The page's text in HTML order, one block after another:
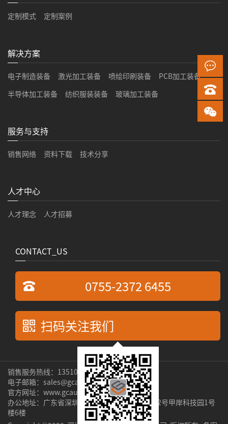
定制模式 定制案例
解决方案
电子制造装备 激光加工装备 喷绘印刷装备
PCB加工装备
半导体加工装备
纺织服装装备 玻璃加工装备
服务与支持
销售网络 资料下载 技术分享
人才中心
人才理念 人才招募
CONTACT_US
0755-2372 6455
扫码关注我们
销售服务热线：13510269529 张先生
电子邮箱：sales@gcauto.com.cn
官方网址：www.gcauto.com.cn
办公地址：广东省深圳市宝安区新安街道隆昌路2号甲岸科技园1号
楼6楼